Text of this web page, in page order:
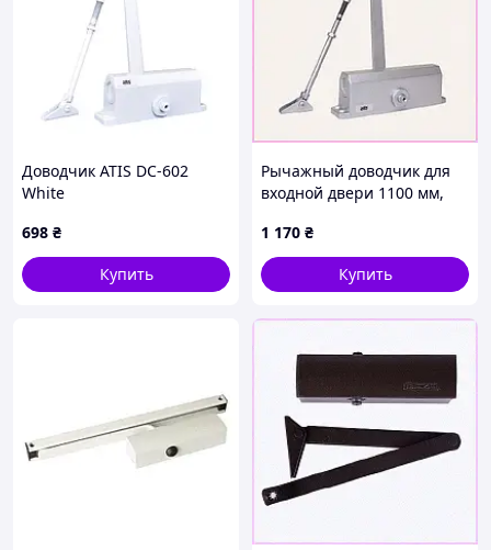
Доводчик ATIS DC-602
White
698 ₴
Купить
Рычажный доводчик для
входной двери 1100 мм,
1 170 ₴
Купить